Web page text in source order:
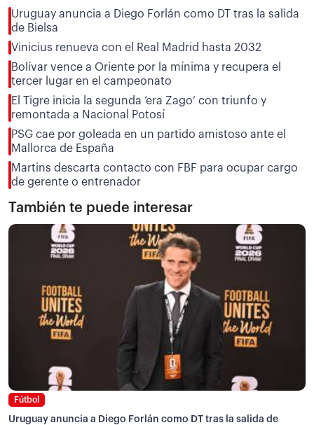
Uruguay anuncia a Diego Forlán como DT tras la salida
de Bielsa
Vinicius renueva con el Real Madrid hasta 2032
Bolívar vence a Oriente por la mínima y recupera el
tercer lugar en el campeonato
El Tigre inicia la segunda ‘era Zago’ con triunfo y
remontada a Nacional Potosí
PSG cae por goleada en un partido amistoso ante el
Mallorca de España
Martins descarta contacto con FBF para ocupar cargo
de gerente o entrenador
También te puede interesar
Fútbol
Uruguay anuncia a Diego Forlán como DT tras la salida de